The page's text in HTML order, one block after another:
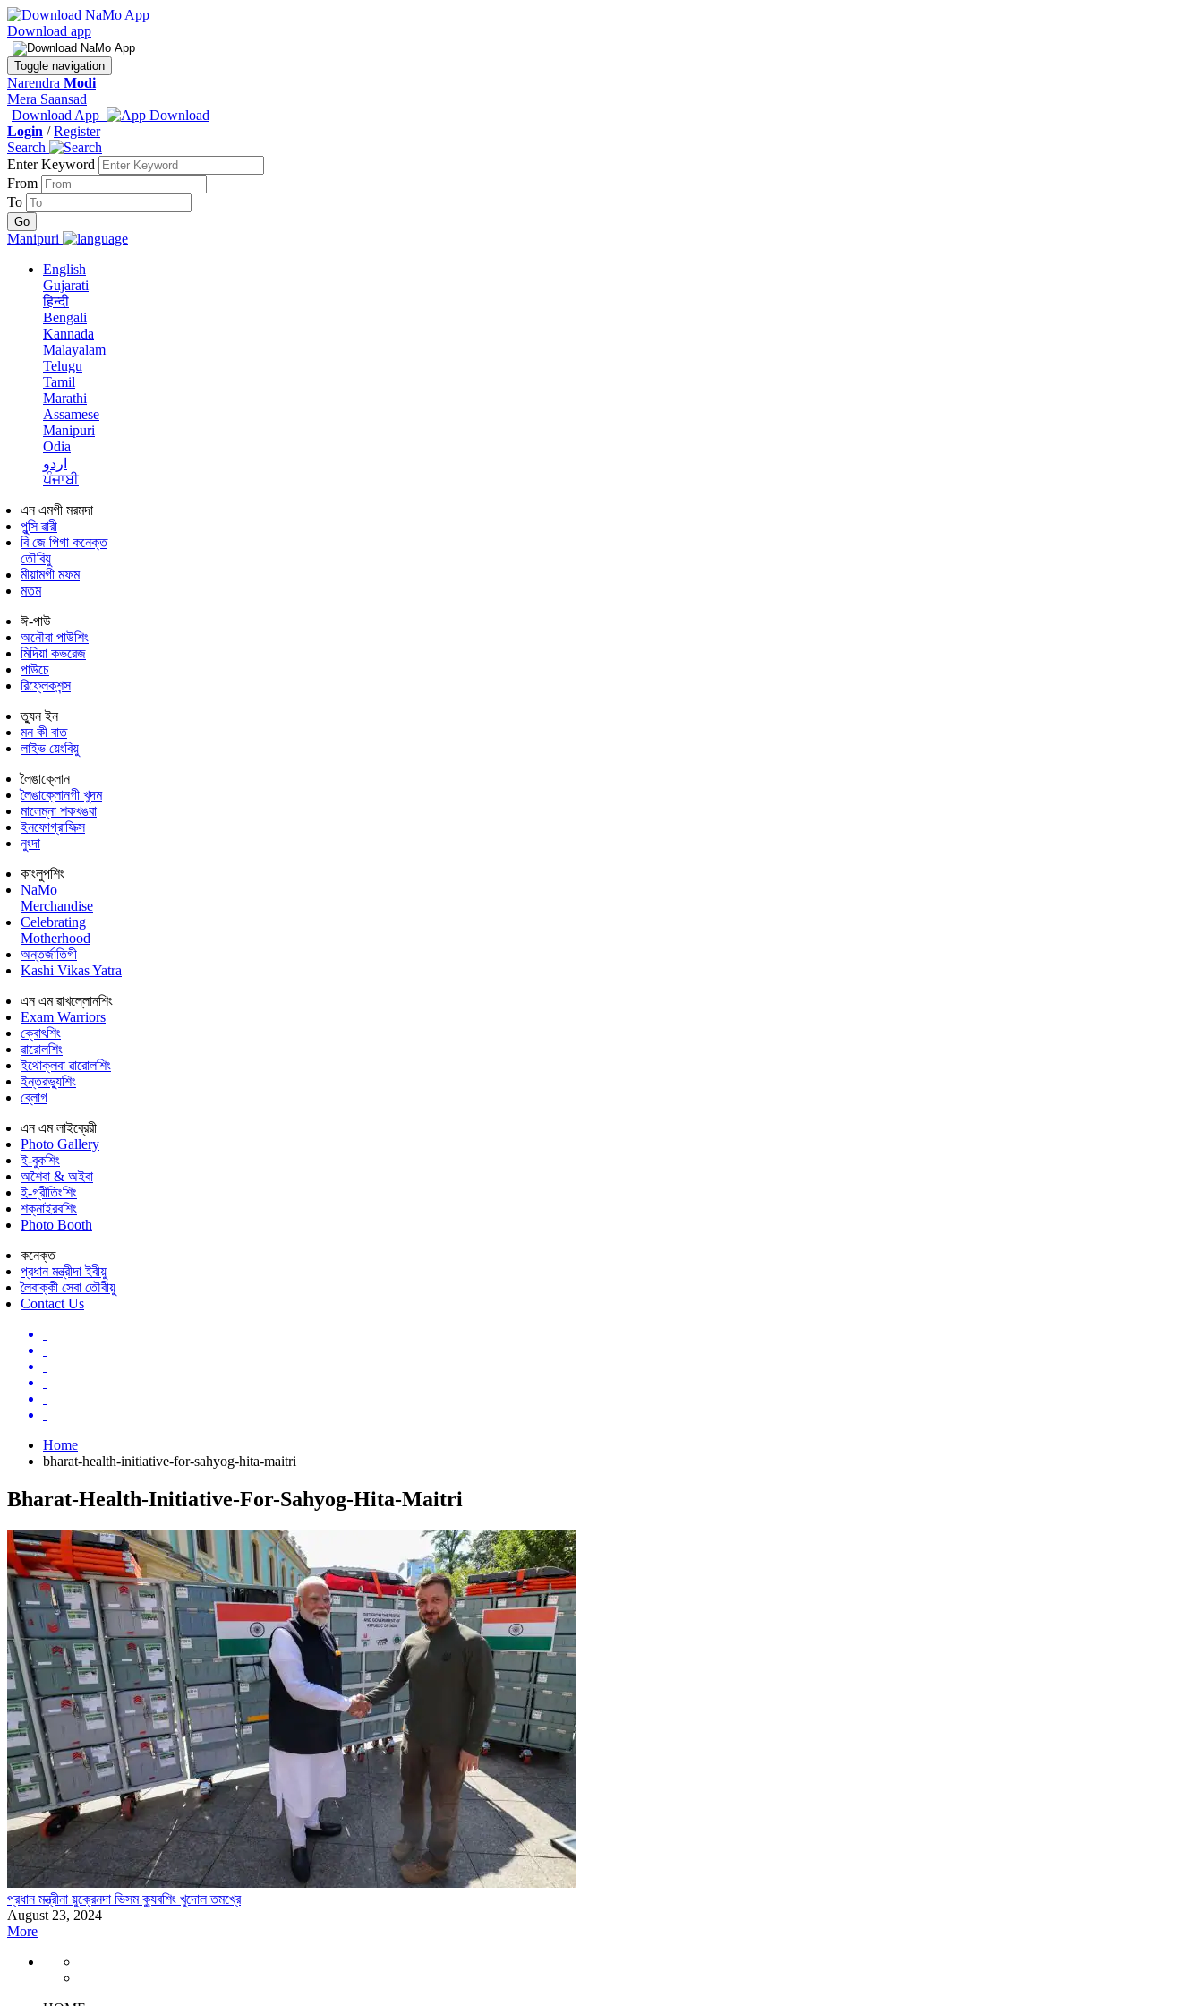
Download app
Toggle navigation
Narendra Modi
Mera Saansad
Download App
Login /Register
Search
Enter Keyword
From
To
Manipuri
English
Gujarati
हिन्दी
Bengali
Kannada
Malayalam
Telugu
Tamil
Marathi
Assamese
Manipuri
Odia
اردو
ਪੰਜਾਬੀ
এন এমগী মরমদা
পুন্সি ৱারী
বি জে পিগা কনেক্ত
তৌবিয়ু
মীয়ামগী মফম
মতম
ঈ-পাউ
অনৌবা পাউশিং
মিদিয়া কভরেজ
পাউচে
রিফ্লেকশন্স
ত্যুন ইন
মন কী বাত
লাইভ য়েংবিয়ু
লৈঙাক্লোন
লৈঙাক্লোনগী খুদম
মালেম্না শকখঙবা
ইনফোগ্রাফিক্স
নুংদা
কাংলুপশিং
NaMo
Merchandise
Celebrating
Motherhood
অন্তর্জাতিগী
Kashi Vikas Yatra
এন এম ৱাখল্লোনশিং
Exam Warriors
ক্বোৎশিং
ৱারোলশিং
ইথোক্লবা ৱারোলশিং
ইন্তরভ্যুশিং
ব্লোগ
এন এম লাইব্রেরী
Photo Gallery
ই-বুকশিং
অশৈবা & অইবা
ই-গ্রীতিংশিং
শক্নাইরবশিং
Photo Booth
কনেক্ত
প্রধান মন্ত্রীদা ইবীয়ু
লৈবাক্কী সেবা তৌবীয়ু
Contact Us
Home
bharat-health-initiative-for-sahyog-hita-maitri
Bharat-Health-Initiative-For-Sahyog-Hita-Maitri
প্রধান মন্ত্রীনা য়ুক্রেনদা ভিসম ক্যুবশিং খুদোল তমখ্রে
August 23, 2024
More